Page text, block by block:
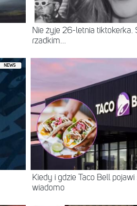
Nie żyje 26-letnia tiktokerka.
rzadkim...
NEWS
Kiedy i gdzie Taco Bell
wiadomo